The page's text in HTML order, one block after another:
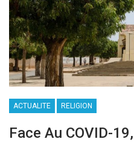
ACTUALITE RELIGION
Face Au COVID-